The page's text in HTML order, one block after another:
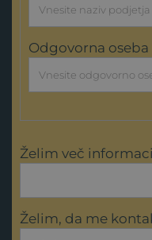
Odgovorna
Želim več
Želim, da me